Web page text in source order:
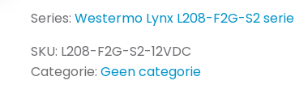
Series:Westermo Lynx L208-F2G-S2 serie
SKU: L208-F2G-S2-12VDC
Categorie:Geen categorie